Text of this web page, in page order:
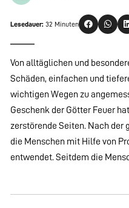
Lesedauer: 32 Minuten
Von alltäglichen und
Schäden, einfachen und
wichtigen Wegen zu
Geschenk der Götter Feuer
zerstörende Seiten. Nach der
die Menschen mit Hilfe von
entwendet. Seitdem die